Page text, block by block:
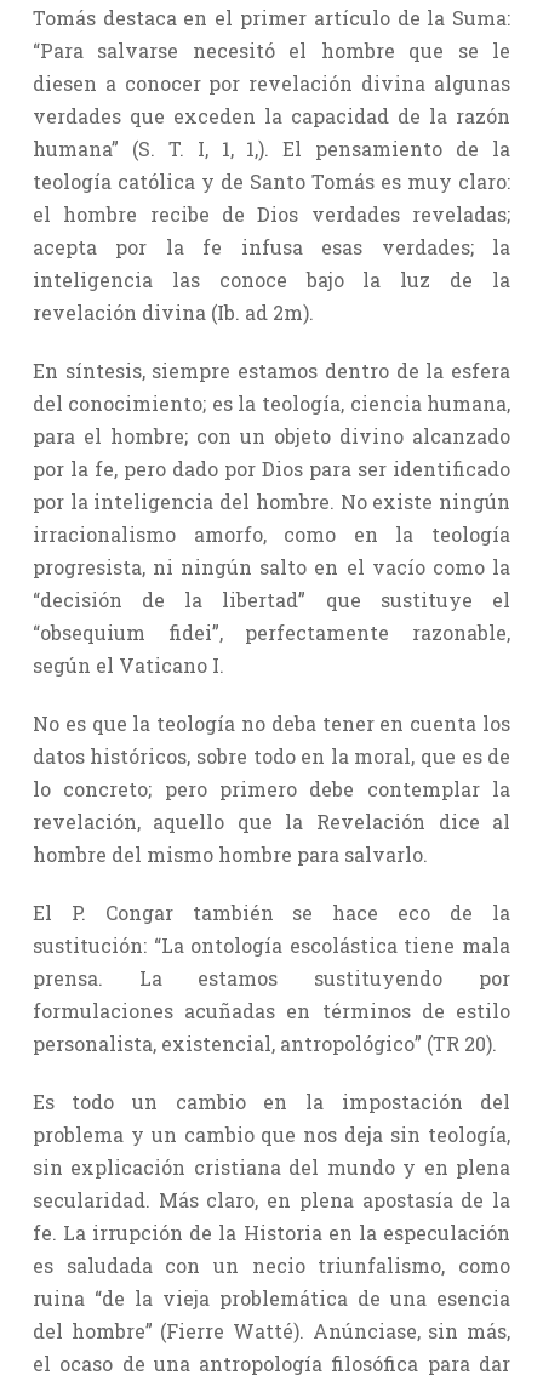
Tomás destaca en el primer artículo de la Suma:
“Para salvarse necesitó el hombre que se le
diesen a conocer por revelación divina algunas
verdades que exceden la capacidad de la razón
humana” (S. T. I, 1, 1,). El pensamiento de la
teología católica y de Santo Tomás es muy claro:
el hombre recibe de Dios verdades reveladas;
acepta por la fe infusa esas verdades; la
inteligencia las conoce bajo la luz de la
revelación divina (Ib. ad 2m).
En síntesis, siempre estamos dentro de la esfera
del conocimiento; es la teología, ciencia humana,
para el hombre; con un objeto divino alcanzado
por la fe, pero dado por Dios para ser identificado
por la inteligencia del hombre. No existe ningún
irracionalismo amorfo, como en la teología
progresista, ni ningún salto en el vacío como la
“decisión de la libertad” que sustituye el
“obsequium fidei”, perfectamente razonable,
según el Vaticano I.
No es que la teología no deba tener en cuenta los
datos históricos, sobre todo en la moral, que es de
lo concreto; pero primero debe contemplar la
revelación, aquello que la Revelación dice al
hombre del mismo hombre para salvarlo.
El P. Congar también se hace eco de la
sustitución: “La ontología escolástica tiene mala
prensa. La estamos sustituyendo por
formulaciones acuñadas en términos de estilo
personalista, existencial, antropológico” (TR 20).
Es todo un cambio en la impostación del
problema y un cambio que nos deja sin teología,
sin explicación cristiana del mundo y en plena
secularidad. Más claro, en plena apostasía de la
fe. La irrupción de la Historia en la especulación
es saludada con un necio triunfalismo, como
ruina “de la vieja problemática de una esencia
del hombre” (Fierre Watté). Anúnciase, sin más,
el ocaso de una antropología filosófica para dar